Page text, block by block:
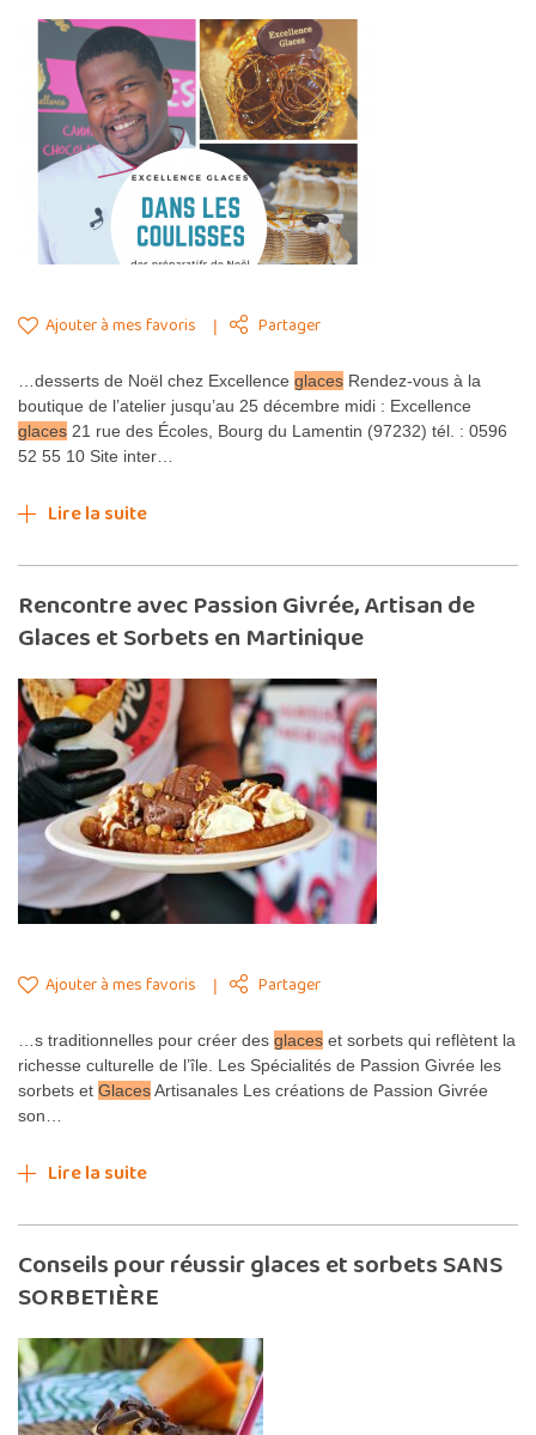
Ajouter à mes favoris Partager
…desserts de Noël chez Excellence glaces Rendez-vous à la
boutique de l’atelier jusqu’au 25 décembre midi : Excellence
glaces 21 rue des Écoles, Bourg du Lamentin (97232) tél. : 0596
52 55 10 Site inter…
Lire la suite
Rencontre avec Passion Givrée, Artisan de
Glaces et Sorbets en Martinique
Ajouter à mes favoris Partager
…s traditionnelles pour créer des glaces et sorbets qui reflètent la
richesse culturelle de l’île. Les Spécialités de Passion Givrée les
sorbets et GlacesArtisanales Les créations de Passion Givrée
son…
Lire la suite
Conseils pour réussir glaces et sorbets SANS
SORBETIÈRE